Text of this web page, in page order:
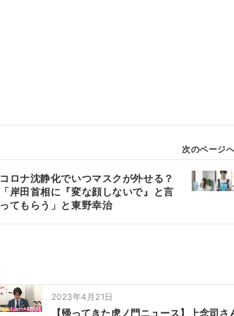
次のページへ
コロナ沈静化でいつマスクが外せる？
「岸田首相に『変な顔しないで』と言
ってもらう」と東野幸治
2023年4月21日
【帰ってきた虎ノ門ニュース】上念司さ